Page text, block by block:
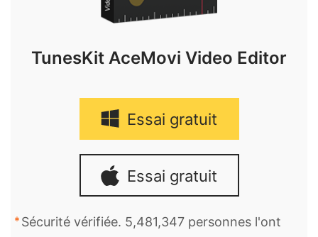
TunesKit AceMovi Video Editor
Essai gratuit
Essai gratuit
Sécurité vérifiée. 5,481,347 personnes l'ont